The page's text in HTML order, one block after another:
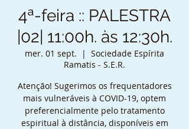
4ª-feira :: PALESTRA
|02| 11:00h. às 12:30h.
mer. 01 sept.
  |
Sociedade Espírita
Ramatis - S.E.R.
Atenção! Sugerimos os frequentadores
mais vulneráveis à COVID-19, optem
preferencialmente pelo tratamento
espiritual à distância, disponíveis em